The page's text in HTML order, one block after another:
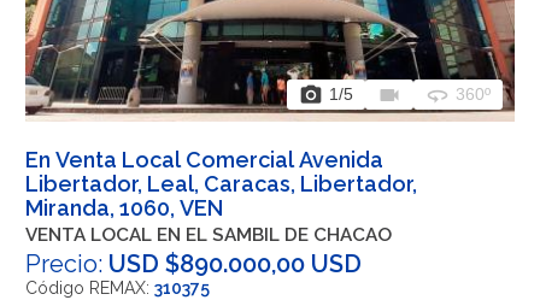
photo_camera 1/5 videocam 360 360º
En Venta Local Comercial Avenida
Libertador, Leal, Caracas, Libertador,
Miranda, 1060, VEN
VENTA LOCAL EN EL SAMBIL DE CHACAO
Precio: USD $890.000,00 USD
Código REMAX: 310375